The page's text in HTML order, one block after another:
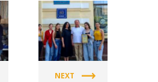
СПІЛКА
ЖІНОК
УКРАЇНИ
NEXT